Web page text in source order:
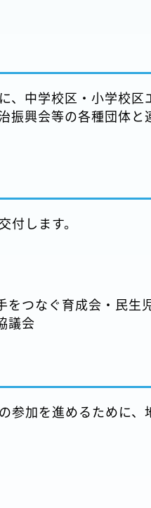
、中学校区・小学校
振興会等の各種団体と
します。
つなぐ育成会・民生
議会
参加を進めるために